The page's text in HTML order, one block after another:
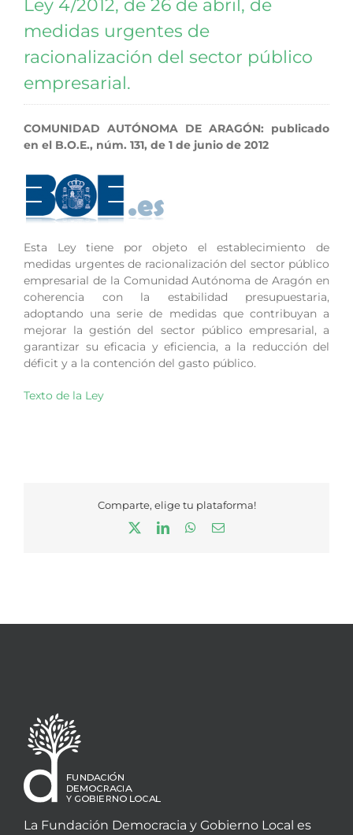
Ley 4/2012, de 26 de abril, de
medidas urgentes de
racionalización del sector público
empresarial.
COMUNIDAD AUTÓNOMA DE ARAGÓN: publicado
en el B.O.E., núm. 131, de 1 de junio de 2012
Esta Ley tiene por objeto el establecimiento de
medidas urgentes de racionalización del sector público
empresarial de la Comunidad Autónoma de Aragón en
coherencia con la estabilidad presupuestaria,
adoptando una serie de medidas que contribuyan a
mejorar la gestión del sector público empresarial, a
garantizar su eficacia y eficiencia, a la reducción del
déficit y a la contención del gasto público.
Texto de la Ley
Comparte, elige tu plataforma!
LinkedInWhatsApp
Correo
La Fundación Democracia y Gobierno Local es